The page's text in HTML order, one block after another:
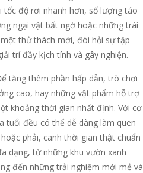
tốc độ rơi nhanh hơn, số lượng táo
ngại vật bất ngờ hoặc những trái
thử thách mới, đòi hỏi sự tập
trí đầy kịch tính và gây nghiện.
tăng thêm phần hấp dẫn, trò chơi
cao, hay những vật phẩm hỗ trợ
khoảng thời gian nhất định. Với cơ
tuổi đều có thể dễ dàng làm quen
phải, canh thời gian thật chuẩn
dạng, từ những khu vườn xanh
đến những trải nghiệm mới mẻ và